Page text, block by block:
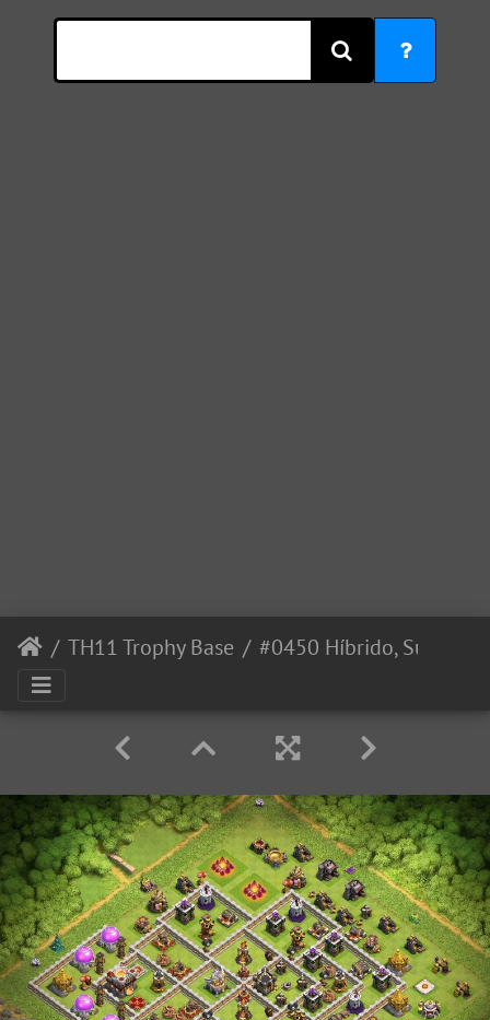
TH11 Trophy Base